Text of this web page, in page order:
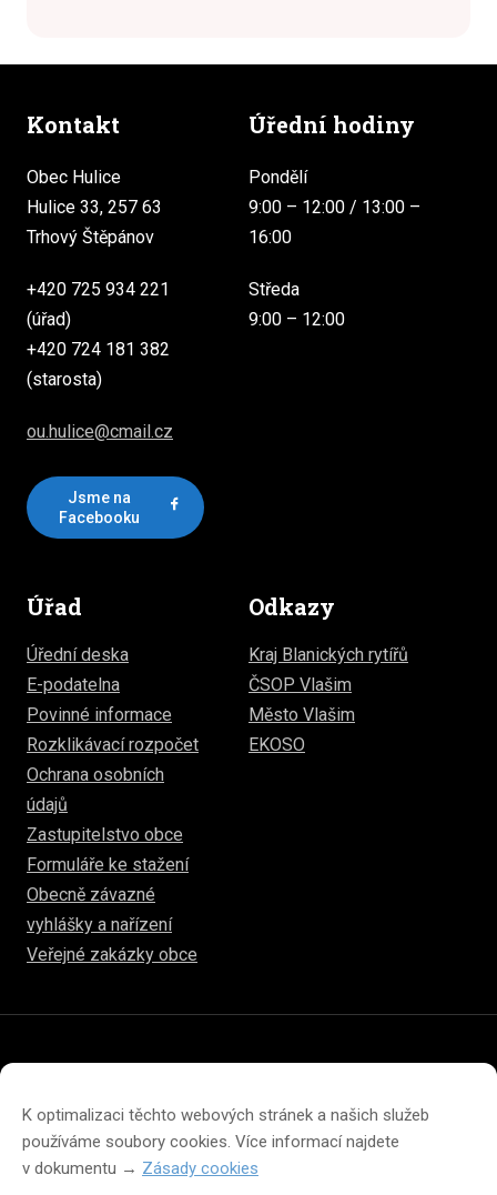
K optimalizaci těchto webových stránek a našich služeb
používáme soubory cookies. Více informací najdete
v dokumentu → Zásady cookies
Kontakt
Obec Hulice
Hulice 33, 257 63
Trhový Štěpánov
+420 725 934 221
(úřad)
+420 724 181 382
(starosta)
ou.hulice@cmail.cz
Jsme na
Facebooku
Úřední hodiny
Pondělí
9:00 – 12:00 / 13:00 –
16:00
Středa
9:00 – 12:00
Úřad
Úřední deska
E-podatelna
Povinné informace
Rozklikávací rozpočet
Ochrana osobních
údajů
Zastupitelstvo obce
Formuláře ke stažení
Obecně závazné
vyhlášky a nařízení
Veřejné zakázky obce
Odkazy
Kraj Blanických rytířů
ČSOP Vlašim
Město Vlašim
EKOSO
Prohlášení o přístupnosti
Prohlášení o ochraně soukromí
Zásady cookies (EU)